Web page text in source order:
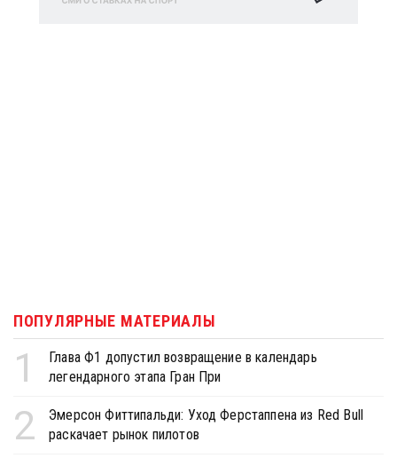
ПОПУЛЯРНЫЕ МАТЕРИАЛЫ
1
Глава Ф1 допустил возвращение в календарь
легендарного этапа Гран При
2
Эмерсон Фиттипальди: Уход Ферстаппена из Red Bull
раскачает рынок пилотов